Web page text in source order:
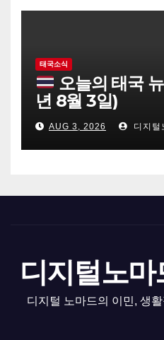
태국소식
오늘의 태국
년 8월 3일)
AUG 3, 2026 디지털
디지털노
디지털 노마드의 이민, 생